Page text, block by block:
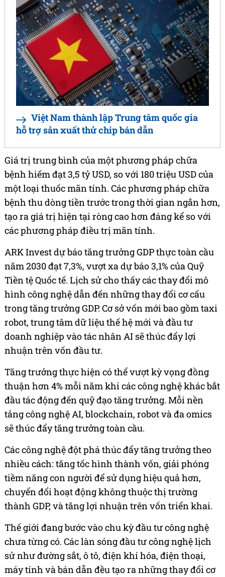
Việt Nam thành lập Trung tâm quốc gia
hỗ trợ sản xuất thử chip bán dẫn
Giá trị trung bình của một phương pháp chữa
bệnh hiếm đạt 3,5 tỷ USD, so với 180 triệu USD của
một loại thuốc mãn tính. Các phương pháp chữa
bệnh thu dòng tiền trước trong thời gian ngắn hơn,
tạo ra giá trị hiện tại ròng cao hơn đáng kể so với
các phương pháp điều trị mãn tính.
ARK Invest dự báo tăng trưởng GDP thực toàn cầu
năm 2030 đạt 7,3%, vượt xa dự báo 3,1% của Quỹ
Tiền tệ Quốc tế. Lịch sử cho thấy các thay đổi mô
hình công nghệ dẫn đến những thay đổi cơ cấu
trong tăng trưởng GDP. Cơ sở vốn mới bao gồm taxi
robot, trung tâm dữ liệu thế hệ mới và đầu tư
doanh nghiệp vào tác nhân AI sẽ thúc đẩy lợi
nhuận trên vốn đầu tư.
Tăng trưởng thực hiện có thể vượt kỳ vọng đồng
thuận hơn 4% mỗi năm khi các công nghệ khác bắt
đầu tác động đến quỹ đạo tăng trưởng. Mỗi nền
tảng công nghệ AI, blockchain, robot và đa omics
sẽ thúc đẩy tăng trưởng toàn cầu.
Các công nghệ đột phá thúc đẩy tăng trưởng theo
nhiều cách: tăng tốc hình thành vốn, giải phóng
tiềm năng con người để sử dụng hiệu quả hơn,
chuyển đổi hoạt động không thuộc thị trường
thành GDP, và tăng lợi nhuận trên vốn triển khai.
Thế giới đang bước vào chu kỳ đầu tư công nghệ
chưa từng có. Các làn sóng đầu tư công nghệ lịch
sử như đường sắt, ô tô, điện khí hóa, điện thoại,
máy tính và bán dẫn đều tạo ra những thay đổi cơ